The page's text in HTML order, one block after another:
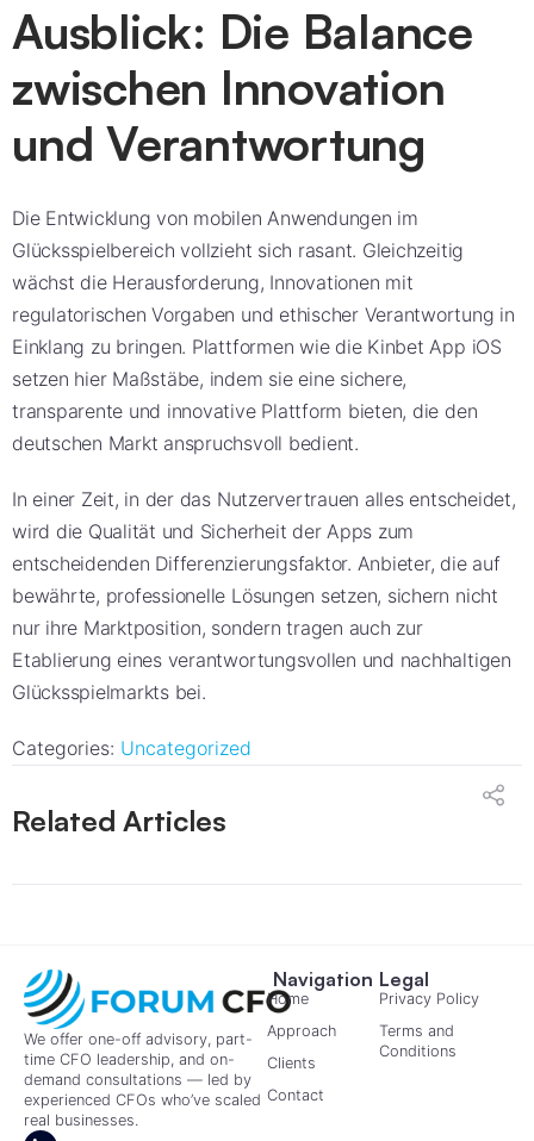
Ausblick: Die Balance
zwischen Innovation
und Verantwortung
Die Entwicklung von mobilen Anwendungen im
Glücksspielbereich vollzieht sich rasant. Gleichzeitig
wächst die Herausforderung, Innovationen mit
regulatorischen Vorgaben und ethischer Verantwortung in
Einklang zu bringen. Plattformen wie die Kinbet App iOS
setzen hier Maßstäbe, indem sie eine sichere,
transparente und innovative Plattform bieten, die den
deutschen Markt anspruchsvoll bedient.
In einer Zeit, in der das Nutzervertrauen alles entscheidet,
wird die Qualität und Sicherheit der Apps zum
entscheidenden Differenzierungsfaktor. Anbieter, die auf
bewährte, professionelle Lösungen setzen, sichern nicht
nur ihre Marktposition, sondern tragen auch zur
Etablierung eines verantwortungsvollen und nachhaltigen
Glücksspielmarkts bei.
Categories: Uncategorized
Related Articles
We offer one-off advisory, part-
time CFO leadership, and on-
demand consultations — led by
experienced CFOs who’ve scaled
real businesses.
Navigation
Home
Approach
Clients
Contact
Legal
Privacy Policy
Terms and
Conditions